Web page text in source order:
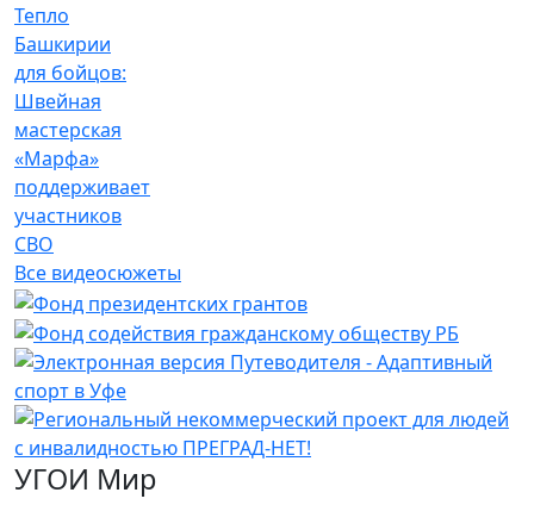
Тепло
Башкирии
для бойцов:
Швейная
мастерская
«Марфа»
поддерживает
участников
СВО
Все видеосюжеты
УГОИ Мир